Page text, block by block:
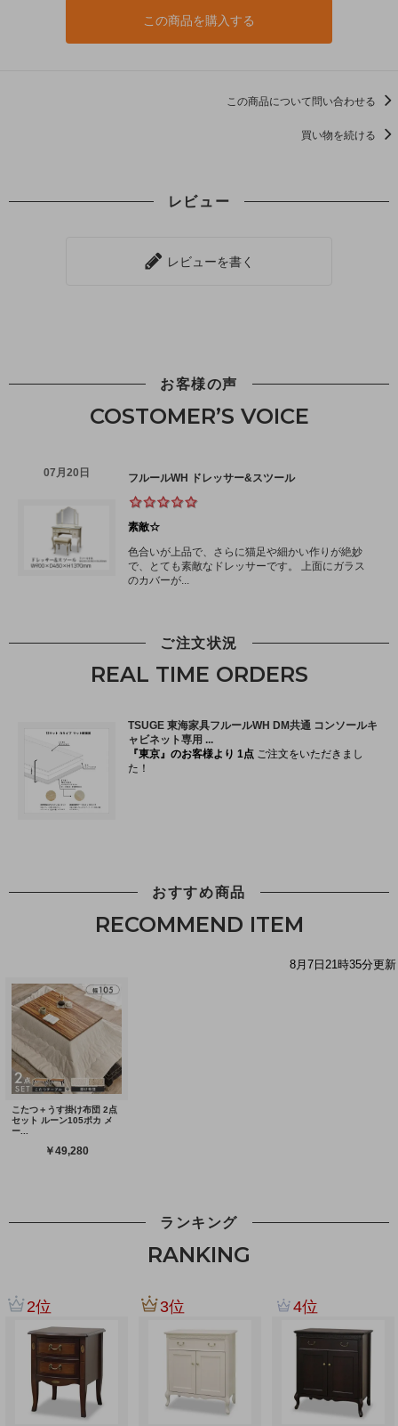
この商品を購入する
この商品について問い合わせる
買い物を続ける
レビュー
レビューを書く
お客様の声
COSTOMER’S VOICE
ご注文状況
REAL TIME ORDERS
おすすめ商品
RECOMMEND ITEM
ランキング
RANKING